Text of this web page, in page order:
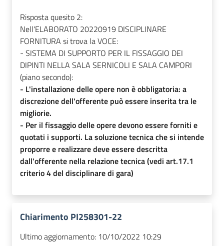
Risposta quesito 2:
Nell'ELABORATO 20220919 DISCIPLINARE
FORNITURA si trova la VOCE:
- SISTEMA DI SUPPORTO PER IL FISSAGGIO DEI
DIPINTI NELLA SALA SERNICOLI E SALA CAMPORI
(piano secondo):
- L'installazione delle opere non è obbligatoria: a
discrezione dell'offerente può essere inserita tra le
migliorie.
- Per il fissaggio delle opere devono essere forniti e
quotati i supporti. La soluzione tecnica che si intende
proporre e realizzare deve essere descritta
dall'offerente nella relazione tecnica (vedi art.17.1
criterio 4 del disciplinare di gara)
Chiarimento PI258301-22
Ultimo aggiornamento: 10/10/2022 10:29